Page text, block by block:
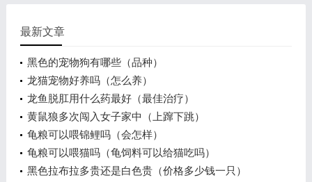
最新文章
黑色的宠物狗有哪些（品种）
龙猫宠物好养吗（怎么养）
龙鱼脱肛用什么药最好（最佳治疗）
黄鼠狼多次闯入女子家中（上蹿下跳）
龟粮可以喂锦鲤吗（会怎样）
龟粮可以喂猫吗（龟饲料可以给猫吃吗）
黑色拉布拉多贵还是白色贵（价格多少钱一只）